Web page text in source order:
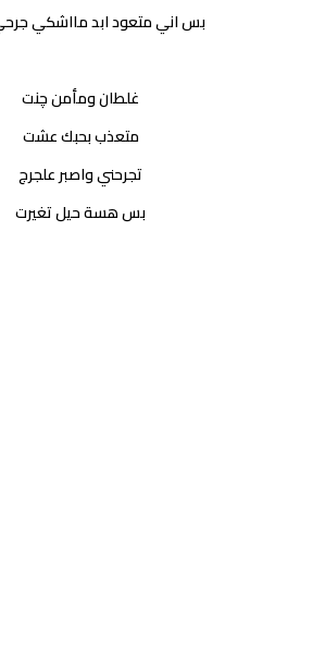
بس اني متعود ابد مااشكي
غلطان ومأمن چنت
متعذب بحبك عشت
تجرحني واصبر علجرج
بس هسة حيل تغيرت